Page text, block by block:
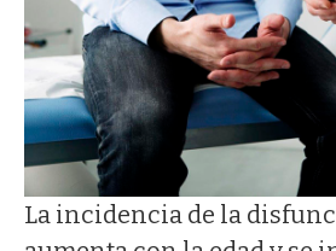
La incidencia de la